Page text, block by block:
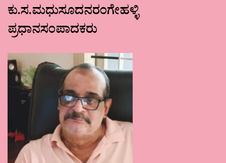
ಕು.ಸ.ಮಧುಸೂದನರಂಗೇಹಳ್ಳಿ
ಪ್ರಧಾನಸಂಪಾದಕರು